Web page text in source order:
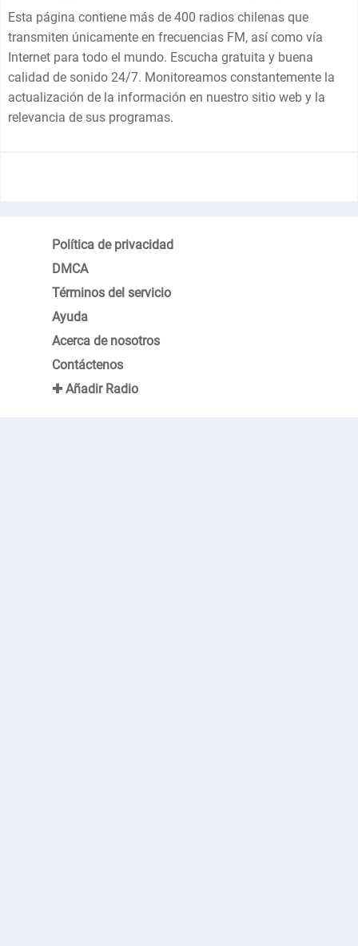
Esta página contiene más de 400 radios chilenas que
transmiten únicamente en frecuencias FM, así como vía
Internet para todo el mundo. Escucha gratuita y buena
calidad de sonido 24/7. Monitoreamos constantemente la
actualización de la información en nuestro sitio web y la
relevancia de sus programas.
Política de privacidad
DMCA
Términos del servicio
Ayuda
Acerca de nosotros
Contáctenos
✚ Añadir Radio